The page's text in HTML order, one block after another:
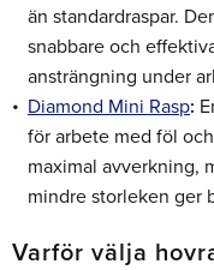
än standardraspar.
snabbare och
ansträngning under
Diamond Mini Rasp:
för arbete med föl
maximal avverkning,
mindre storleken ger
Varför välja